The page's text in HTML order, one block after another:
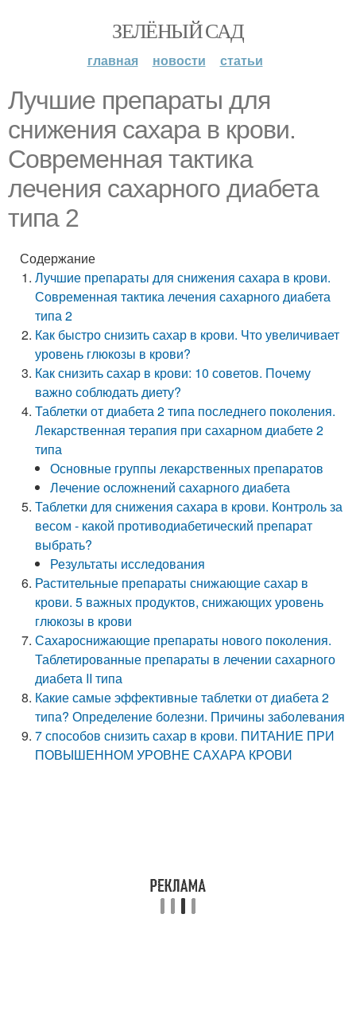
ЗЕЛЁНЫЙ САД
главная новости статьи
Лучшие препараты для
снижения сахара в крови.
Современная тактика
лечения сахарного диабета
типа 2
Содержание
Лучшие препараты для снижения сахара в крови.
Современная тактика лечения сахарного диабета
типа 2
Как быстро снизить сахар в крови. Что увеличивает
уровень глюкозы в крови?
Как снизить сахар в крови: 10 советов. Почему
важно соблюдать диету?
Таблетки от диабета 2 типа последнего поколения.
Лекарственная терапия при сахарном диабете 2
типа
Основные группы лекарственных препаратов
Лечение осложнений сахарного диабета
Таблетки для снижения сахара в крови. Контроль за
весом - какой противодиабетический препарат
выбрать?
Результаты исследования
Растительные препараты снижающие сахар в
крови. 5 важных продуктов, снижающих уровень
глюкозы в крови
Сахароснижающие препараты нового поколения.
Таблетированные препараты в лечении сахарного
диабета II типа
Какие самые эффективные таблетки от диабета 2
типа? Определение болезни. Причины заболевания
7 способов снизить сахар в крови. ПИТАНИЕ ПРИ
ПОВЫШЕННОМ УРОВНЕ САХАРА КРОВИ